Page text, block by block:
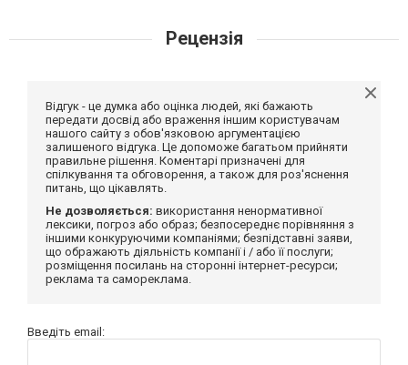
Рецензія
Відгук - це думка або оцінка людей, які бажають
передати досвід або враження іншим користувачам
нашого сайту з обов'язковою аргументацією
залишеного відгука. Це допоможе багатьом прийняти
правильне рішення. Коментарі призначені для
спілкування та обговорення, а також для роз'яснення
питань, що цікавлять.
Не дозволяється: використання ненормативної
лексики, погроз або образ; безпосереднє порівняння з
іншими конкуруючими компаніями; безпідставні заяви,
що ображають діяльність компанії і / або її послуги;
розміщення посилань на сторонні інтернет-ресурси;
реклама та самореклама.
Введіть email: